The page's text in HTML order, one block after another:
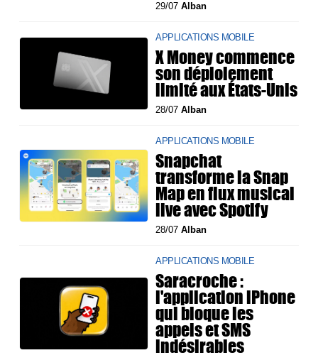
29/07Alban
APPLICATIONS MOBILE
X Money commence
son déploiement
limité aux États-Unis
28/07Alban
APPLICATIONS MOBILE
Snapchat
transforme la Snap
Map en flux musical
live avec Spotify
28/07Alban
APPLICATIONS MOBILE
Saracroche :
l'application iPhone
qui bloque les
appels et SMS
indésirables